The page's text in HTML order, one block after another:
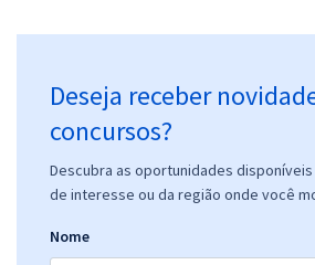
Deseja receber
concursos?
Descubra as oportunidades
de interesse ou da região onde você
Nome